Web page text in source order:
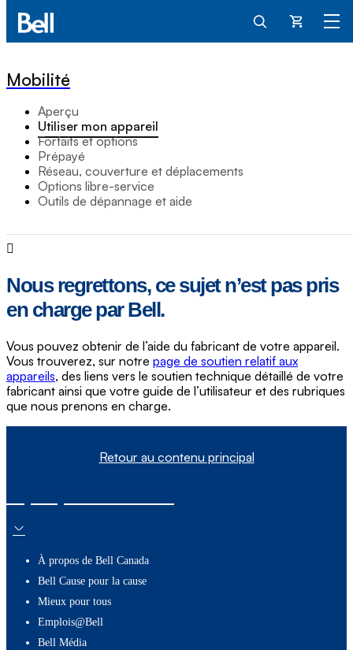
Panier
Mobilité
Aperçu
Utiliser mon appareil
Forfaits et options
Prépayé
Réseau, couverture et déplacements
Options libre-service
Outils de dépannage et aide
Nous regrettons, ce sujet n’est pas pris
en charge par Bell.
Vous pouvez obtenir de l’aide du fabricant de votre appareil.
Vous trouverez, sur notre page de soutien relatif aux
appareils, des liens vers le soutien technique détaillé de votre
fabricant ainsi que votre guide de l’utilisateur et des rubriques
que nous prenons en charge.
Retour au contenu principal
À propos de Bell Canada
Bell Cause pour la cause
Mieux pour tous
Emplois@Bell
Bell Média